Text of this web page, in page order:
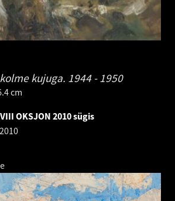
kujuga. 1944 - 1950
cm
OKSJON 2010 sügis